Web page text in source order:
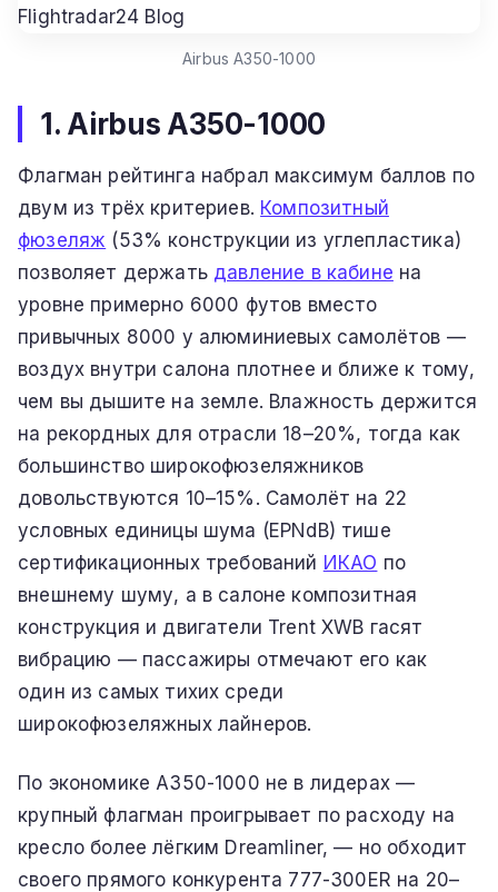
Airbus A350-1000
1. Airbus A350-1000
Флагман рейтинга набрал максимум баллов по
двум из трёх критериев. Композитный
фюзеляж (53% конструкции из углепластика)
позволяет держать давление в кабине на
уровне примерно 6000 футов вместо
привычных 8000 у алюминиевых самолётов —
воздух внутри салона плотнее и ближе к тому,
чем вы дышите на земле. Влажность держится
на рекордных для отрасли 18–20%, тогда как
большинство широкофюзеляжников
довольствуются 10–15%. Самолёт на 22
условных единицы шума (EPNdB) тише
сертификационных требований ИКАО по
внешнему шуму, а в салоне композитная
конструкция и двигатели Trent XWB гасят
вибрацию — пассажиры отмечают его как
один из самых тихих среди
широкофюзеляжных лайнеров.
По экономике A350-1000 не в лидерах —
крупный флагман проигрывает по расходу на
кресло более лёгким Dreamliner, — но обходит
своего прямого конкурента 777-300ER на 20–